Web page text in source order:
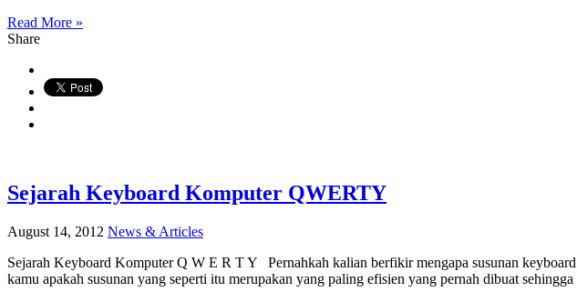
Read More »
Share
Sejarah Keyboard Komputer QWERTY
August 14, 2012 News & Articles
Sejarah Keyboard Komputer Q W E R T Y Pernahkah kalian berfikir mengapa susunan
kamu apakah susunan yang seperti itu merupakan yang paling efisien yang pernah dibuat